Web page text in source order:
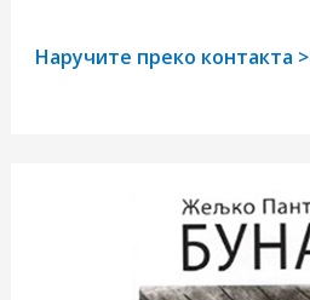
Наручите преко контакта